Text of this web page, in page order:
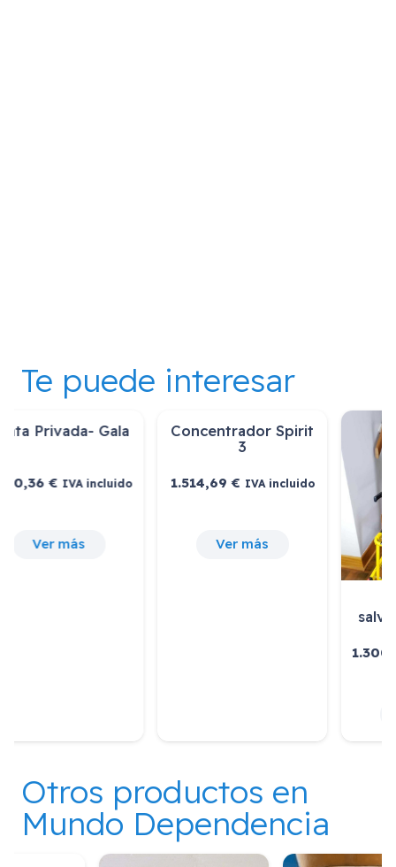
Te puede interesar
Extra Arrendamiento
22,00€ IVA incluido
Ver más
Venta Privada- Gala
1.200,36€ IVA incluido
Ver más
Otros productos en
Mundo Dependencia